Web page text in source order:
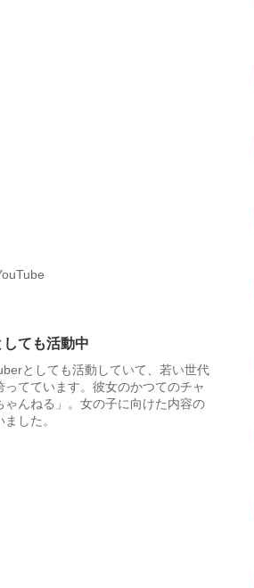
ても活動中
としても活動していて、若い世代
ってています。彼女のかつてのチャ
ゃんねる」。女の子に向けた内容の
した。